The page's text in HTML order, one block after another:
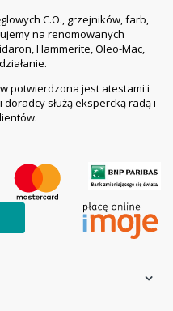
i pomalować farbą
wodnych, nikotyny, oleju
PLAMY. Podłoża
ACRYL-
malować
się do innych
Należy pamiętać,
i użycie
się do uzyskania
z farbami
C.O., grzejników, farb,
na renomowanych
Hammerite, Oleo-Mac,
potwierdzona jest atestami i
służą ekspercką radą i